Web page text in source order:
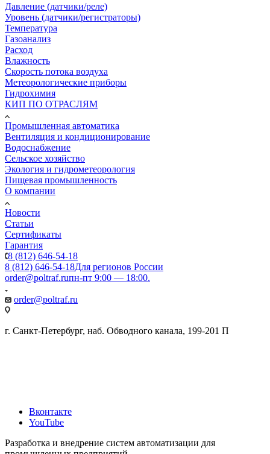
Давление (датчики/реле)
Уровень (датчики/регистраторы)
Температура
Газоанализ
Расход
Влажность
Скорость потока воздуха
Метеорологические приборы
Гидрохимия
КИП ПО ОТРАСЛЯМ
Промышленная автоматика
Вентиляция и кондиционирование
Водоснабжение
Сельское хозяйство
Экология и гидрометеорология
Пищевая промышленность
О компании
Новости
Статьи
Сертификаты
Гарантия
8 (812) 646-54-18
8 (812) 646-54-18Для регионов России
order@poltraf.ruпн-пт 9:00 — 18:00.
order@poltraf.ru
г. Санкт-Петербург, наб. Обводного канала, 199-201 П
Вконтакте
YouTube
Разработка и внедрение систем автоматизации для